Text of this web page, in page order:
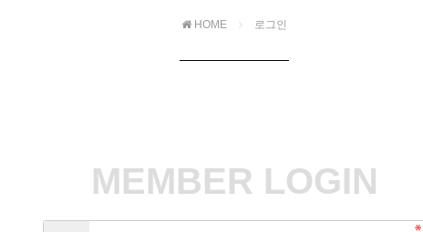
HOME 로그인
MEMBER LOGIN